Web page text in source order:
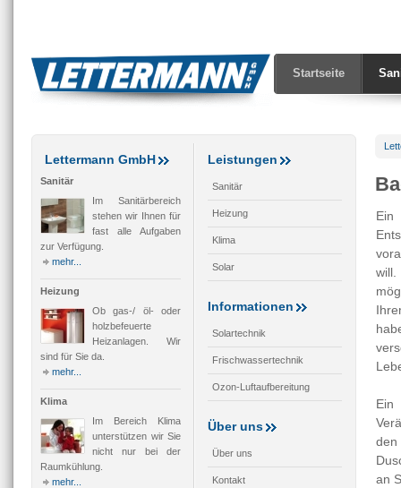
Startseite
Ein
an
Lettermann GmbH
Sanitär
Im Sanitärbereich
stehen wir Ihnen für
fast alle Aufgaben
zur Verfügung.
mehr...
Heizung
Ob gas-/ öl- oder
holzbefeuerte
Heizanlagen. Wir
sind für Sie da.
mehr...
Klima
Im Bereich Klima
unterstützen wir Sie
nicht nur bei der
Raumkühlung.
mehr...
Leistungen
Sanitär
Heizung
Klima
Solar
Informationen
Solartechnik
Frischwassertechnik
Ozon-Luftaufbereitung
Über uns
Über uns
Kontakt